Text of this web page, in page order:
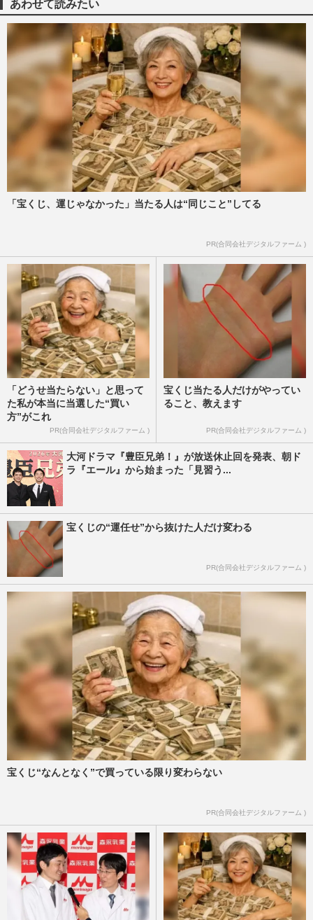
「工作活動は必要」リアル…
週刊女性2026年8月18日・25日号
TBS日曜劇場『VIVANT』、県内各地でロ
ケが行われた岐阜県がカギを握る？聖地巡
礼の注意点を岐阜県観光企画…
週刊女性PRIME 2026/8/9
ニトリの「Nクールおじさん」清水伸が朝
ドラ『風、薫る』だけじゃな『マイ・フィ
クション』『告白』で怪演…
週刊女性PRIME
蒼井優主演・TBSドラマ『Tシャツが乾く
線を画している」散りばめ…
週刊女性2026年8月18日・25日号 2026/8/7
あわせて読みたい
「宝くじ、運じゃなかった」当たる人は“同じこと”してる
PR(合同会社デジタルファーム )
「どうせ当たらない」と思って
た私が本当に当選した“買い
方”がこれ
PR(合同会社デジタルファーム )
宝くじ当たる人だけがやってい
ること、教えます
PR(合同会社デジタルファーム )
大河ドラマ『豊臣兄弟！』が放送休止回を発表、朝ド
ラ『エール』から始まった「見習う...
宝くじの“運任せ”から抜けた人だけ変わる
PR(合同会社デジタルファーム )
宝くじ“なんとなく”で買っている限り変わらない
PR(合同会社デジタルファーム )